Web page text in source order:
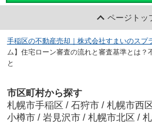
ページトッ
手稲区の不動産売却｜株式会社すまいのスプ
ム】住宅ローン審査の流れと審査基準とは？
と
市区町村から探す
札幌市手稲区 / 石狩市 / 札幌市西
小樽市 / 岩見沢市 / 札幌市北区 /